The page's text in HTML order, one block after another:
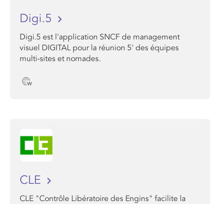
Digi.5
Digi.5 est l'a​pplication SNCF ​de management
visuel DIGITAL pour la réunion 5' des équipes
multi-sites et nomades.
CLE
CLE "Contrôle Libératoire des Engins" facilite la